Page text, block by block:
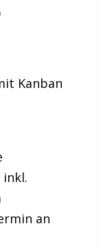
Kanban
an